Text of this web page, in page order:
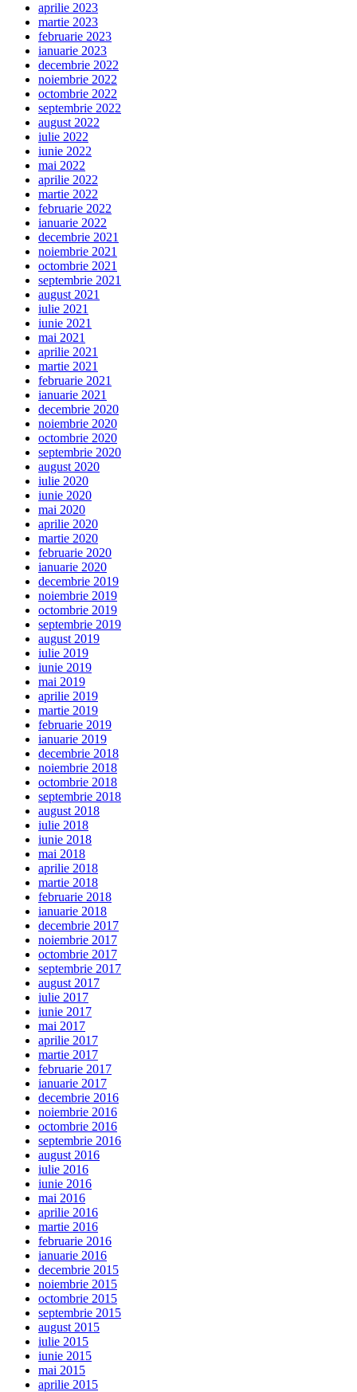
aprilie 2023
martie 2023
februarie 2023
ianuarie 2023
decembrie 2022
noiembrie 2022
octombrie 2022
septembrie 2022
august 2022
iulie 2022
iunie 2022
mai 2022
aprilie 2022
martie 2022
februarie 2022
ianuarie 2022
decembrie 2021
noiembrie 2021
octombrie 2021
septembrie 2021
august 2021
iulie 2021
iunie 2021
mai 2021
aprilie 2021
martie 2021
februarie 2021
ianuarie 2021
decembrie 2020
noiembrie 2020
octombrie 2020
septembrie 2020
august 2020
iulie 2020
iunie 2020
mai 2020
aprilie 2020
martie 2020
februarie 2020
ianuarie 2020
decembrie 2019
noiembrie 2019
octombrie 2019
septembrie 2019
august 2019
iulie 2019
iunie 2019
mai 2019
aprilie 2019
martie 2019
februarie 2019
ianuarie 2019
decembrie 2018
noiembrie 2018
octombrie 2018
septembrie 2018
august 2018
iulie 2018
iunie 2018
mai 2018
aprilie 2018
martie 2018
februarie 2018
ianuarie 2018
decembrie 2017
noiembrie 2017
octombrie 2017
septembrie 2017
august 2017
iulie 2017
iunie 2017
mai 2017
aprilie 2017
martie 2017
februarie 2017
ianuarie 2017
decembrie 2016
noiembrie 2016
octombrie 2016
septembrie 2016
august 2016
iulie 2016
iunie 2016
mai 2016
aprilie 2016
martie 2016
februarie 2016
ianuarie 2016
decembrie 2015
noiembrie 2015
octombrie 2015
septembrie 2015
august 2015
iulie 2015
iunie 2015
mai 2015
aprilie 2015